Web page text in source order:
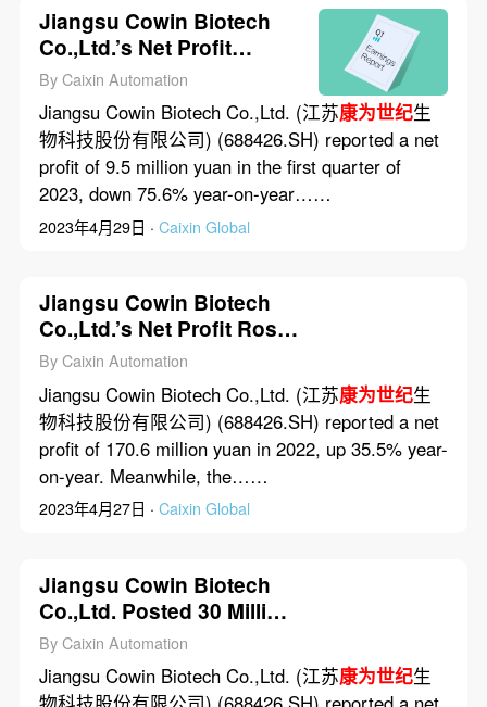
Jiangsu Cowin Biotech
Co.,Ltd.’s Net Profit
Dropped 75.6% in First
Quarter of 2023
By Caixin Automation
Jiangsu Cowin Biotech Co.,Ltd. (江苏康为世纪生
物科技股份有限公司) (688426.SH) reported a net
profit of 9.5 million yuan in the first quarter of
2023, down 75.6% year-on-year……
2023年4月29日 · Caixin Global
Jiangsu Cowin Biotech
Co.,Ltd.’s Net Profit Rose
35.5% in 2022
By Caixin Automation
Jiangsu Cowin Biotech Co.,Ltd. (江苏康为世纪生
物科技股份有限公司) (688426.SH) reported a net
profit of 170.6 million yuan in 2022, up 35.5% year-
on-year. Meanwhile, the……
2023年4月27日 · Caixin Global
Jiangsu Cowin Biotech
Co.,Ltd. Posted 30 Million
Yuan Net Loss in First
Three Quarters of 2023
By Caixin Automation
Jiangsu Cowin Biotech Co.,Ltd. (江苏康为世纪生